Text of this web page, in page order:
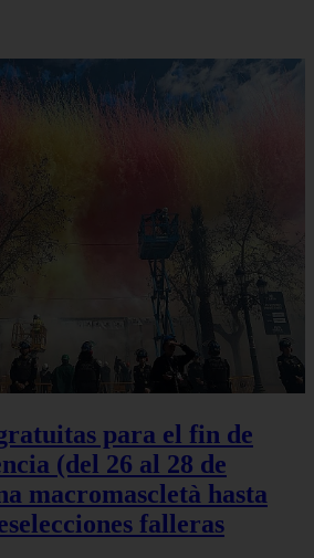
para el fin de
(del 26 al 28 de
macromascletà hasta
falleras